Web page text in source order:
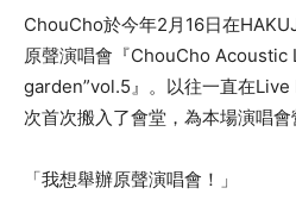
ChouCho於今年2月16日在
原聲演唱會『ChouCho Acoustic
garden”vol.5』。以往一直在
次首次搬入了會堂，為本場演唱會
「我想舉辦原聲演唱會！」